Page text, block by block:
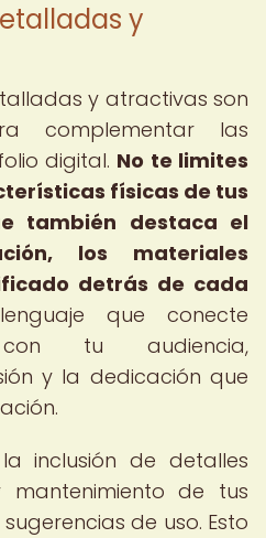
y
y atractivas son
complementar las
digital. No te limites
físicas de tus
también destaca el
los materiales
detrás de cada
que conecte
con tu audiencia,
y la dedicación que
inclusión de detalles
de tus
de uso. Esto